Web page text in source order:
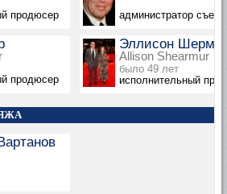
продюсер администратор
продюсер
Эллисон
Allison Shearmur
было 49 лет
исполнительный